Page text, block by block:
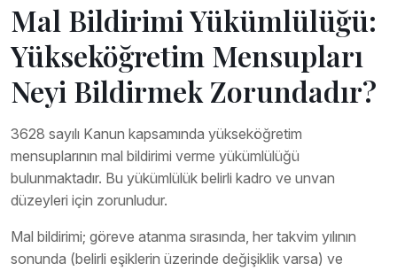
Mal Bildirimi Yükümlülüğü:
Yükseköğretim Mensupları
Neyi Bildirmek Zorundadır?
3628 sayılı Kanun kapsamında yükseköğretim
mensuplarının mal bildirimi verme yükümlülüğü
bulunmaktadır. Bu yükümlülük belirli kadro ve unvan
düzeyleri için zorunludur.
Mal bildirimi; göreve atanma sırasında, her takvim yılının
sonunda (belirli eşiklerin üzerinde değişiklik varsa) ve